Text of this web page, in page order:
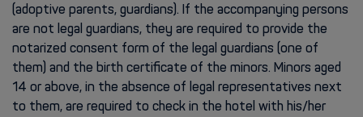
(adoptive parents, guardians). If the accompanying persons
are not legal guardians, they are required to provide the
notarized consent form of the legal guardians (one of
them) and the birth certificate of the minors. Minors aged
14 or above, in the absence of legal representatives next
to them, are required to check in the hotel with his/her